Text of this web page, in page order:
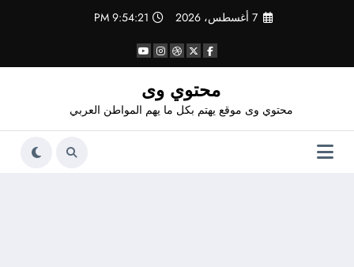
7 أغسطس، 2026 9:54:22 PM
محتوي وى
محتوي وى موقع يهتم بكل ما يهم المواطن العربي